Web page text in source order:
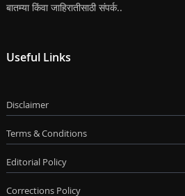
बातम्या किंवा जाहिरातीसाठी संपर्क..
Useful Links
Disclaimer
Terms & Conditions
Editorial Policy
Corrections Policy